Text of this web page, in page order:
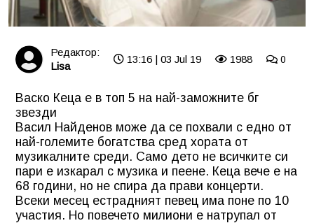
Редактор:
Lisa
13:16 | 03 Jul 19 1988 0
Васко Кеца е в топ 5 на най-заможните бг
звезди
Васил Найденов може да се похвали с едно от
най-големите богатства сред хората от
музикалните среди. Само дето не всичките си
пари е изкарал с музика и пеене. Кеца вече е на
68 години, но не спира да прави концерти.
Всеки месец естрадният певец има поне по 10
участия. Но повечето милиони е натрупал от